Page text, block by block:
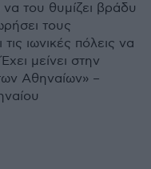
του θυμίζει βράδυ
τους
ιωνικές πόλεις να
μείνει στην
Αθηναίων» –